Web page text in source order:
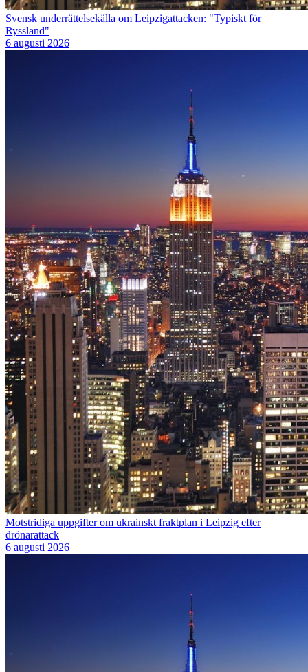
Svensk underrättelsekälla om Leipzigattacken: "Typiskt för
Ryssland"
6 augusti 2026
Motstridiga uppgifter om ukrainskt fraktplan i Leipzig efter
drönarattack
6 augusti 2026